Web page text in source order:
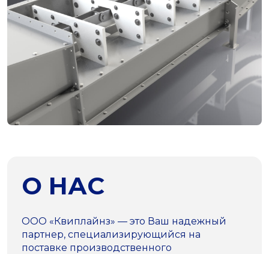
О НАС
ООО «Квиплайнз» — это Ваш надежный
партнер, специализирующийся на
поставке производственного